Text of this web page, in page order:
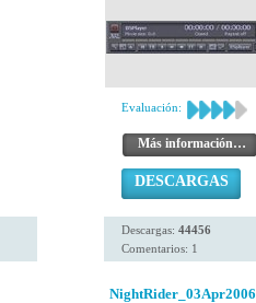
Evaluación:
Más información…
DESCARGAS
Descargas: 44456
Comentarios: 1
NightRider_03Apr2006